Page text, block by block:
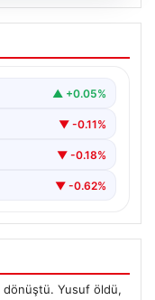
2026: Altın
çeyrek,
▲ +0.05%
▼ -0.11%
▼ -0.18%
▼ -0.62%
dönüştü. Yusuf öldü,